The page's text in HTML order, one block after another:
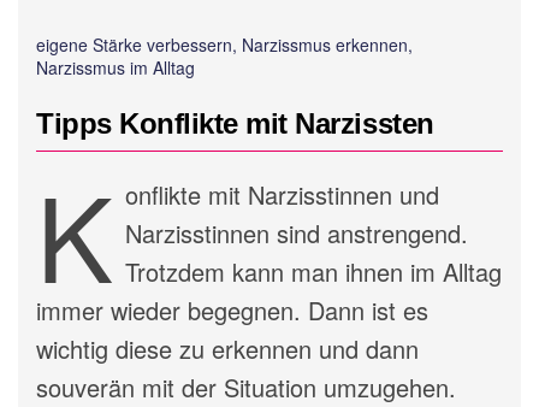
eigene Stärke verbessern, Narzissmus erkennen,
Narzissmus im Alltag
Tipps Konflikte mit Narzissten
K onflikte mit Narzisstinnen und
Narzisstinnen sind anstrengend.
Trotzdem kann man ihnen im Alltag
immer wieder begegnen. Dann ist es
wichtig diese zu erkennen und dann
souverän mit der Situation umzugehen.